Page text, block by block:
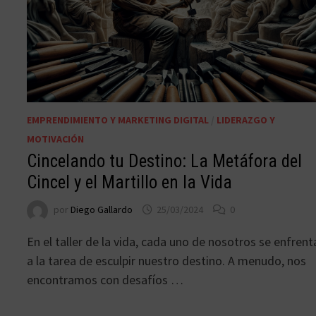
EMPRENDIMIENTO Y MARKETING DIGITAL
LIDERAZGO Y
MOTIVACIÓN
Cincelando tu Destino: La Metáfora del
Cincel y el Martillo en la Vida
por Diego Gallardo 25/03/2024 0
En el taller de la vida, cada uno de nosotros se
a la tarea de esculpir nuestro destino. A menudo, nos
encontramos con desafíos …